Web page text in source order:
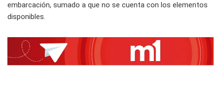
embarcación, sumado a que no se cuenta con los elementos
disponibles.